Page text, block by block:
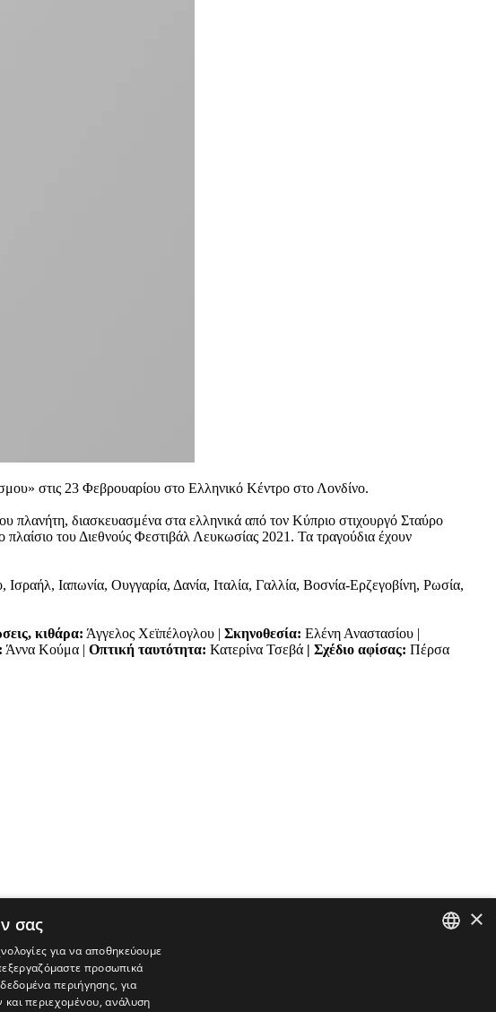
στις 23 Φεβρουαρίου στο Ελληνικό Κέντρο στο Λονδίνο.
πλανήτη, διασκευασμένα στα ελληνικά από τον Κύπριο στιχουργό Σταύρο
του Διεθνούς Φεστιβάλ Λευκωσίας 2021. Τα τραγούδια έχουν
Ιαπωνία, Ουγγαρία, Δανία, Ιταλία, Γαλλία, Βοσνία-Ερζεγοβίνη, Ρωσία,
κιθάρα: Άγγελος Χεϊπέλογλου | Σκηνοθεσία: Ελένη Αναστασίου |
Άννα Κούμα | Οπτική ταυτότητα: Κατερίνα Τσεβά | Σχέδιο αφίσας: Πέρσα
×
σας
για να αποθηκεύουμε
προσωπικά
περιήγησης, για
και περιεχομένου, ανάλυση